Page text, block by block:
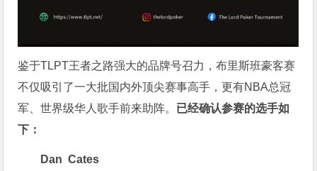
鉴于TLPT王者之路强大的品牌号召力，布里斯班豪客赛
不仅吸引了一大批国内外顶尖赛事高手，更有NBA总冠
军、世界级华人歌手前来助阵。 已经确认参赛的选手如
下：
Dan Cates